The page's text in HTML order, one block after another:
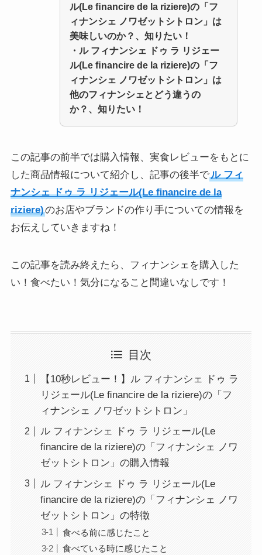
ル(Le ﬁnancire de la riziere)の「フ
ィナンシェ ノワゼットシトロン」 は
美味しいのか？、知りたい！
・ ル フィナンシェ ドゥ ラ リジェー
ル(Le ﬁnancire de la riziere)の「フ
ィナンシェ ノワゼットシトロン」 は
他のフィナンシェとどう違うの
か？、知りたい！
この記事の前半では購入情報、実食レビューをもとに
した商品情報について紹介し、記事の後半でル フィ
ナンシェ ドゥ ラ リジェール(Le ﬁnancire de la
riziere)のお店やブランドの作り手についての情報を
お伝えしていきますね！
この記事を読み終えたら、フィナンシェを購入した
い！食べたい！気分になること間違いなしです！
目次
【10秒レビュー！】ル フィナンシェ ドゥ ラ
リジェール(Le ﬁnancire de la riziere)の「フ
ィナンシェ ノワゼットシトロン」
ル フィナンシェ ドゥ ラ リジェール(Le
ﬁnancire de la riziere)の「フィナンシェ ノワ
ゼットシトロン」の購入情報
ル フィナンシェ ドゥ ラ リジェール(Le
ﬁnancire de la riziere)の「フィナンシェ ノワ
ゼットシトロン」の特徴
食べる前に感じたこと
食べている時に感じたこと